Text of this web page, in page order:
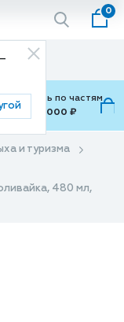
0
оплатить по частям
₽ до 15,000 ₽
и туризма
480 мл,